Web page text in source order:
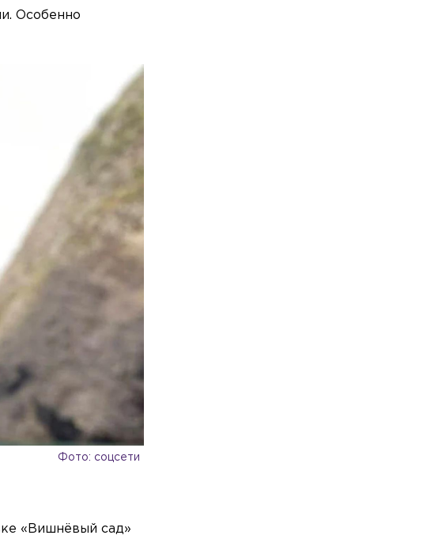
Особенно
Фото: соцсети
«Вишнёвый сад»